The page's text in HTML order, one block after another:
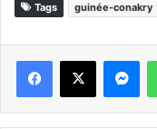
Tags guinée-conakry